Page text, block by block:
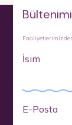
İsim
E-Posta